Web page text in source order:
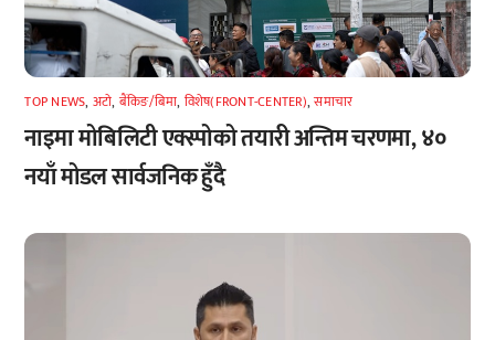
TOP NEWS, अटाे, बैंकिङ/बिमा, विशेष(FRONT-CENTER),समाचार
नाइमा मोबिलिटी एक्स्पोको तयारी अन्तिम चरणमा, ४०
नयाँ मोडल सार्वजनिक हुँदै